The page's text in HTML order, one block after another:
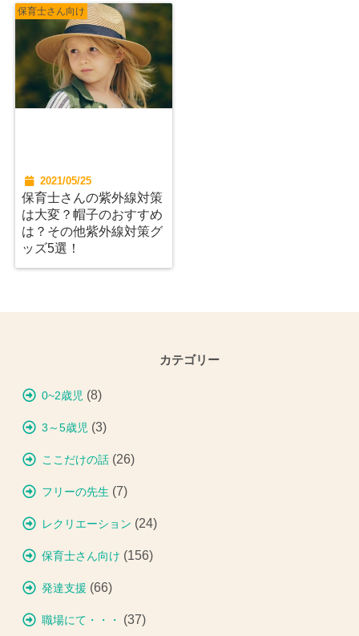
保育士さん向け
2021/05/25
保育士さんの紫外線対策
は大変？帽子のおすすめ
は？その他紫外線対策グ
ッズ5選！
カテゴリー
0~2歳児 (8)
3～5歳児 (3)
ここだけの話 (26)
フリーの先生 (7)
レクリエーション (24)
保育士さん向け (156)
発達支援 (66)
職場にて・・・ (37)